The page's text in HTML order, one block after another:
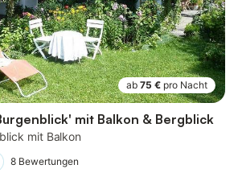
ab 75 € pro Nacht
mit Balkon & Bergblick
mit Balkon
8 Bewertungen